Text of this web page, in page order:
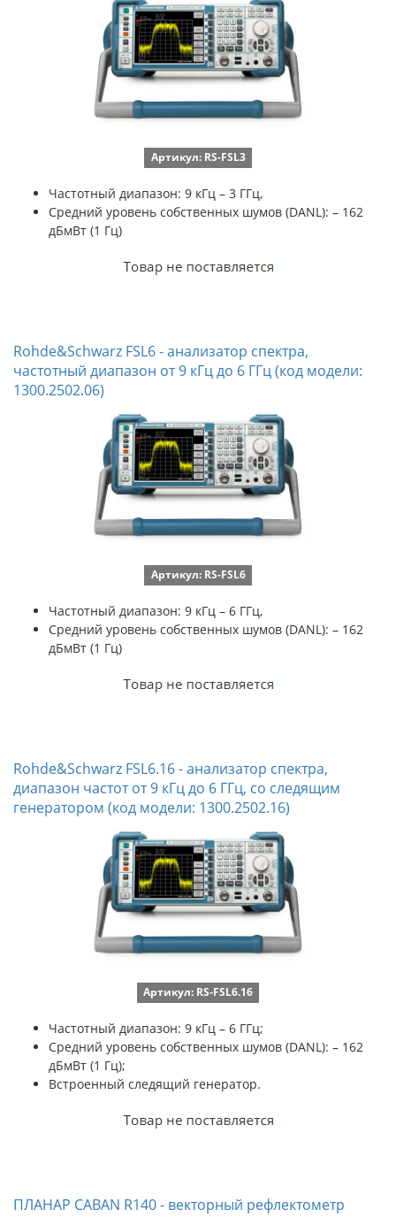
Артикул: RS-FSL3
Частотный диапазон: 9 кГц – 3 ГГц,
Cредний уровень собственных шумов (DANL): – 162
дБмВт (1 Гц)
Rohde&Schwarz FSL6 - анализатор спектра,
частотный диапазон от 9 кГц до 6 ГГц (код модели:
1300.2502.06)
Артикул: RS-FSL6
Частотный диапазон: 9 кГц – 6 ГГц,
Cредний уровень собственных шумов (DANL): – 162
дБмВт (1 Гц)
Rohde&Schwarz FSL6.16 - анализатор спектра,
диапазон частот от 9 кГц до 6 ГГц, со следящим
генератором (код модели: 1300.2502.16)
Артикул: RS-FSL6.16
Частотный диапазон: 9 кГц – 6 ГГц;
Cредний уровень собственных шумов (DANL): – 162
дБмВт (1 Гц);
Встроенный следящий генератор.
ПЛАНАР CABAN R140 - векторный рефлектометр